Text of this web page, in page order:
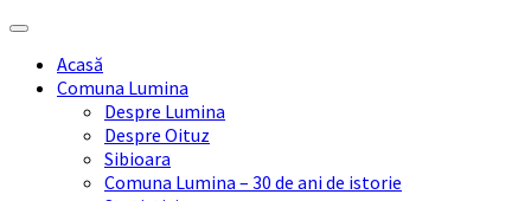
Skip
content
Skip
sidebar
Skip
right
sidebar
Skip
footerAcasă
Comuna Lumina
Despre Lumina
Despre Oituz
Sibioara
Comuna Lumina – 30 de ani de istorie